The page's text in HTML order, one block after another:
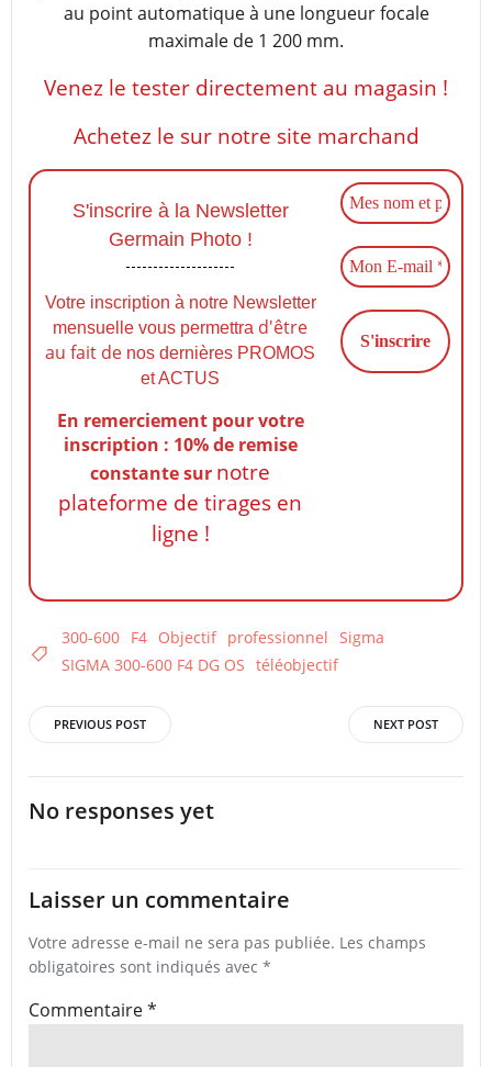
au point automatique à une longueur focale
maximale de 1 200 mm.
Venez le tester directement au magasin !
Achetez le sur notre site marchand
S'inscrire à la Newsletter
Germain Photo !
Votre inscription à notre Newsletter
mensuelle vous permettra d'être
au fait de nos dernières PROMOS
et ACTUS
En remerciement pour votre
inscription : 10% de remise
constantesur notre
plateforme de tirages en
ligne !
300-600 F4 Objectif professionnel Sigma
SIGMA 300-600 F4 DG OS téléobjectif
Post
navigation
PREVIOUS POST
navigation
NEXT POST
No responses yet
Laisser un commentaire
Votre adresse e-mail ne sera pas publiée. Les champs
obligatoires sont indiqués avec *
Commentaire*